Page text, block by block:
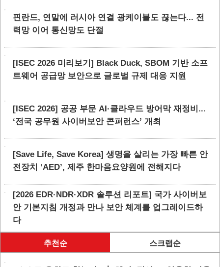
핀란드, 연말에 러시아 연결 광케이블도 끊는다... 전
력망 이어 통신망도 단절
[ISEC 2026 미리보기] Black Duck, SBOM 기반 소프
트웨어 공급망 보안으로 글로벌 규제 대응 지원
[ISEC 2026] 공공 부문 AI·클라우드 방어막 재정비...
‘전국 공무원 사이버보안 콘퍼런스’ 개최
[Save Life, Save Korea] 생명을 살리는 가장 빠른 안
전장치 ‘AED’, 제주 한마음요양원에 전해지다
[2026 EDR·NDR·XDR 솔루션 리포트] 국가 사이버보
안 기본지침 개정과 만나 보안 체계를 업그레이드하
다
추천순 스크랩순